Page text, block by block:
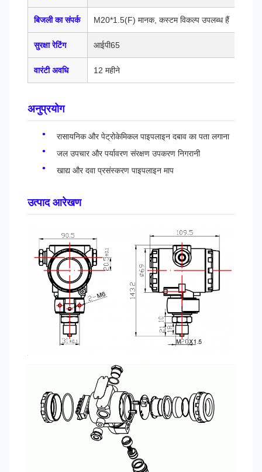
बिजली का संपर्क M20*1.5(F) मानक, कस्टम विकल्प उपलब्ध हैं
सुरक्षा रेटिंग आईपी65
वारंटी अवधि 12 महीने
अनुप्रयोग
रासायनिक और पेट्रोकेमिकल पाइपलाइन दबाव का पता लगाना
जल उपचार और पर्यावरण संरक्षण उपकरण निगरानी
खाद्य और दवा प्रसंस्करण पाइपलाइन माप
उत्पाद आरेखण